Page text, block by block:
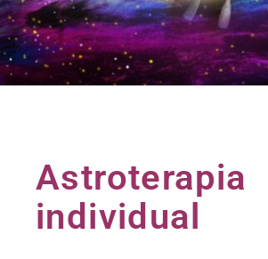
Astroterapia
individual